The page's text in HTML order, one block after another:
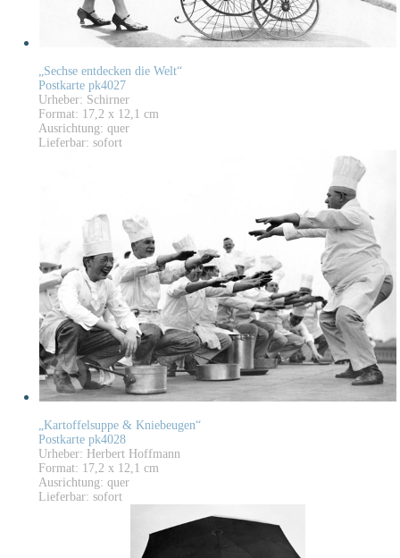
„Sechse entdecken die Welt“
Postkarte pk4027
Urheber: Schirner
Format: 17,2 x 12,1 cm
Ausrichtung: quer
Lieferbar: sofort
„Kartoffelsuppe & Kniebeugen“
Postkarte pk4028
Urheber: Herbert Hoffmann
Format: 17,2 x 12,1 cm
Ausrichtung: quer
Lieferbar: sofort